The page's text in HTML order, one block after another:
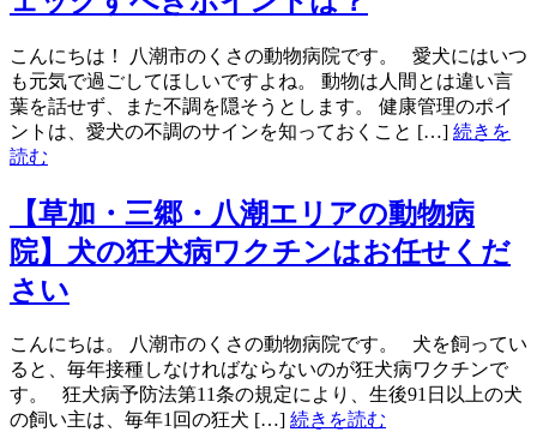
こんにちは！ 八潮市のくさの動物病院です。 愛犬にはいつ
も元気で過ごしてほしいですよね。 動物は人間とは違い言
葉を話せず、また不調を隠そうとします。 健康管理のポイ
ントは、愛犬の不調のサインを知っておくこと […] 続きを
読む
【草加・三郷・八潮エリアの動物病
院】犬の狂犬病ワクチンはお任せくだ
さい
こんにちは。 八潮市のくさの動物病院です。 犬を飼ってい
ると、毎年接種しなければならないのが狂犬病ワクチンで
す。 狂犬病予防法第11条の規定により、生後91日以上の犬
の飼い主は、毎年1回の狂犬 […] 続きを読む